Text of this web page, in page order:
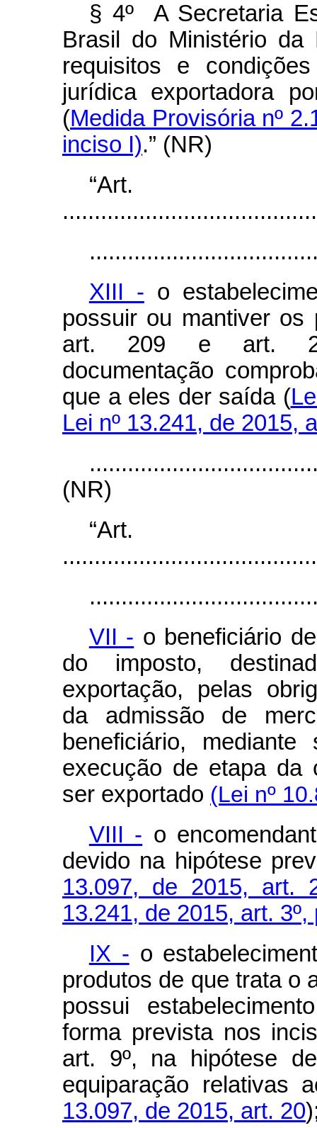
§ 4º A Secretaria
Brasil do Ministério da
requisitos e
jurídica exportadora
(Medida Provisória nº
inciso I).” (NR)
XIII - o
possuir ou mantiver
art. 209 e art.
documentação
que a eles der saída (
Lei nº 13.241, de 2015,
(NR)
VII - o beneficiário
do imposto,
exportação, pelas
da admissão de
beneficiário,
execução de etapa da
ser exportado (Lei nº
VIII - o
devido na hipótese
13.097, de 2015, art.
13.241, de 2015, art.
IX - o
produtos de que trata o
possui
forma prevista nos
art. 9º, na hipótese
equiparação relativas
13.097, de 2015, art. 20